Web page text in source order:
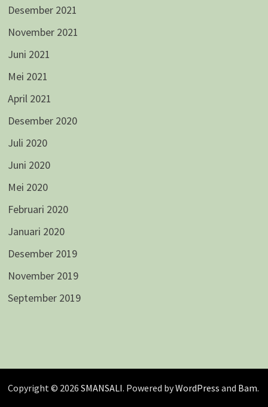
Desember 2021
November 2021
Juni 2021
Mei 2021
April 2021
Desember 2020
Juli 2020
Juni 2020
Mei 2020
Februari 2020
Januari 2020
Desember 2019
November 2019
September 2019
Copyright © 2026 SMANSALI. Powered byWordPress and Bam.